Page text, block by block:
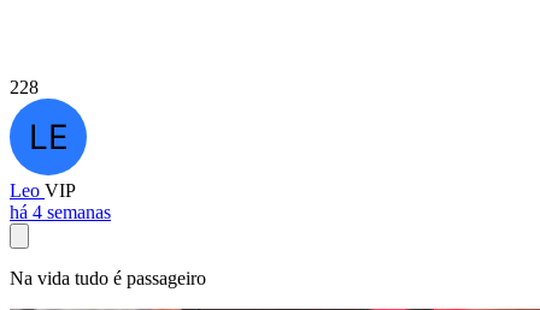
228
Leo VIP
há 4 semanas
Na vida tudo é passageiro